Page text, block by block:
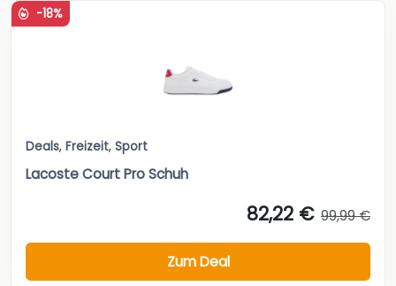
-18%
Deals, Freizeit, Sport
Lacoste Court Pro Schuh
82,22 € 99,99 €
Zum Deal